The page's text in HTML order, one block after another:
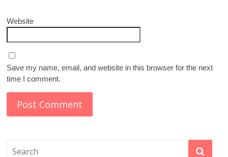
Website
Save my name, email, and website in this browser for the next
time I comment.